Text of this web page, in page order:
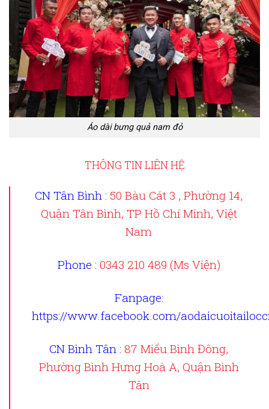
Áo dài bưng quả nam đỏ
THÔNG TIN LIÊN HỆ
CN Tân Bình : 50 Bàu Cát 3 , Phường 14,
Quận Tân Bình, TP Hồ Chí Minh, Việt
Nam
Phone : 0343 210 489 (Ms Viện)
Fanpage:
https://www.facebook.com/
CN Bình Tân : 87 Miếu Bình Đông,
Phường Bình Hưng Hoà A, Quận Bình
Tân